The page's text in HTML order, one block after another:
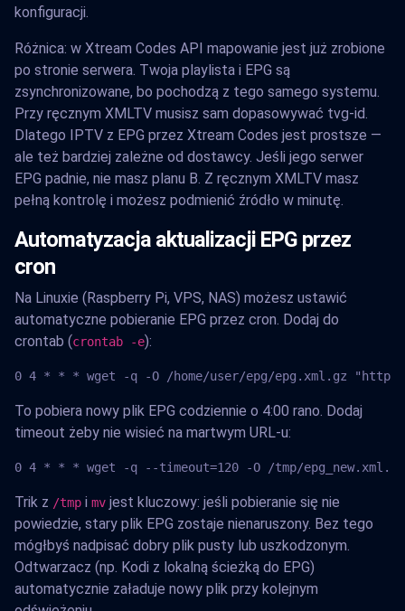
konfiguracji.
Różnica: w Xtream Codes API mapowanie jest już zrobione
po stronie serwera. Twoja playlista i EPG są
zsynchronizowane, bo pochodzą z tego samego systemu.
Przy ręcznym XMLTV musisz sam dopasowywać tvg-id.
Dlatego IPTV z EPG przez Xtream Codes jest prostsze —
ale też bardziej zależne od dostawcy. Jeśli jego serwer
EPG padnie, nie masz planu B. Z ręcznym XMLTV masz
pełną kontrolę i możesz podmienić źródło w minutę.
Automatyzacja aktualizacji EPG przez
cron
Na Linuxie (Raspberry Pi, VPS, NAS) możesz ustawić
automatyczne pobieranie EPG przez cron. Dodaj do
crontab (crontab -e):
0 4 * * * wget -q -O /home/user/epg/epg.xml.gz
To pobiera nowy plik EPG codziennie o 4:00 rano. Dodaj
timeout żeby nie wisieć na martwym URL-u:
0 4 * * * wget -q --timeout=120 -O /tmp/epg_new.xml.gz
Trik z /tmp i mv jest kluczowy: jeśli pobieranie się nie
powiedzie, stary plik EPG zostaje nienaruszony. Bez tego
mógłbyś nadpisać dobry plik pusty lub uszkodzonym.
Odtwarzacz (np. Kodi z lokalną ścieżką do EPG)
automatycznie załaduje nowy plik przy kolejnym